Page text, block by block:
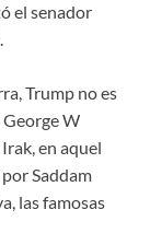
el senador
Trump no es
W
en aquel
Saddam
las famosas